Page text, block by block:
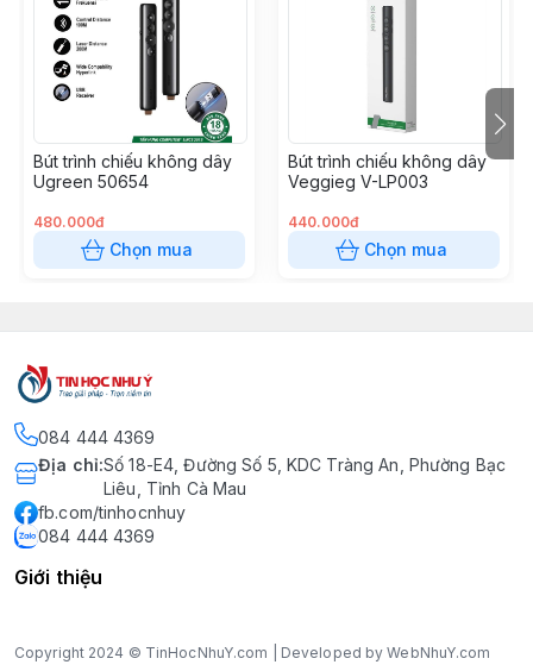
Bút trình chiếu không dây
Ugreen 50654
480.000đ
Chọn mua
Bút trình chiếu không dây
Veggieg V-LP003
440.000đ
Chọn mua
084 444 4369
Địa chỉ:Số 18-E4, Đường Số 5, KDC Tràng An, Phường Bạc
Liêu, Tỉnh Cà Mau
fb.com/tinhocnhuy
084 444 4369
Giới thiệu
Copyright 2024 © TinHocNhuY.com | Developed by WebNhuY.com